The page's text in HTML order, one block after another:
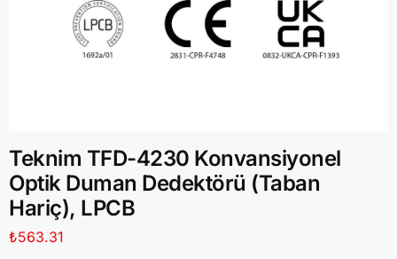
Teknim TFD-4230 Konvansiyonel
Optik Duman Dedektörü (Taban
Hariç), LPCB
₺563.31